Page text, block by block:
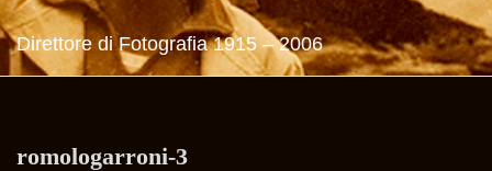
Direttore di Fotografia 1915 – 2006
romologarroni-3